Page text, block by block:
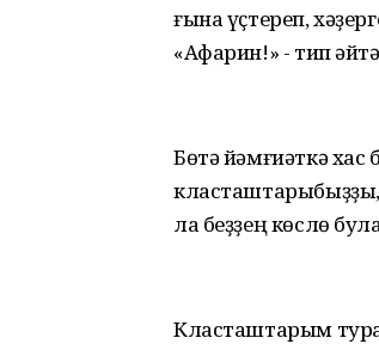
ғына үҫтереп,
«Афарин!» - тип
Бөтә йәмғиәткә
ла беҙҙең көслө
Класташтарым